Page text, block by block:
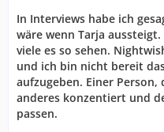
In Interviews habe ich
wäre wenn Tarja
viele es so sehen.
und ich bin nicht bereit
aufzugeben. Einer
anderes konzentiert und
passen.